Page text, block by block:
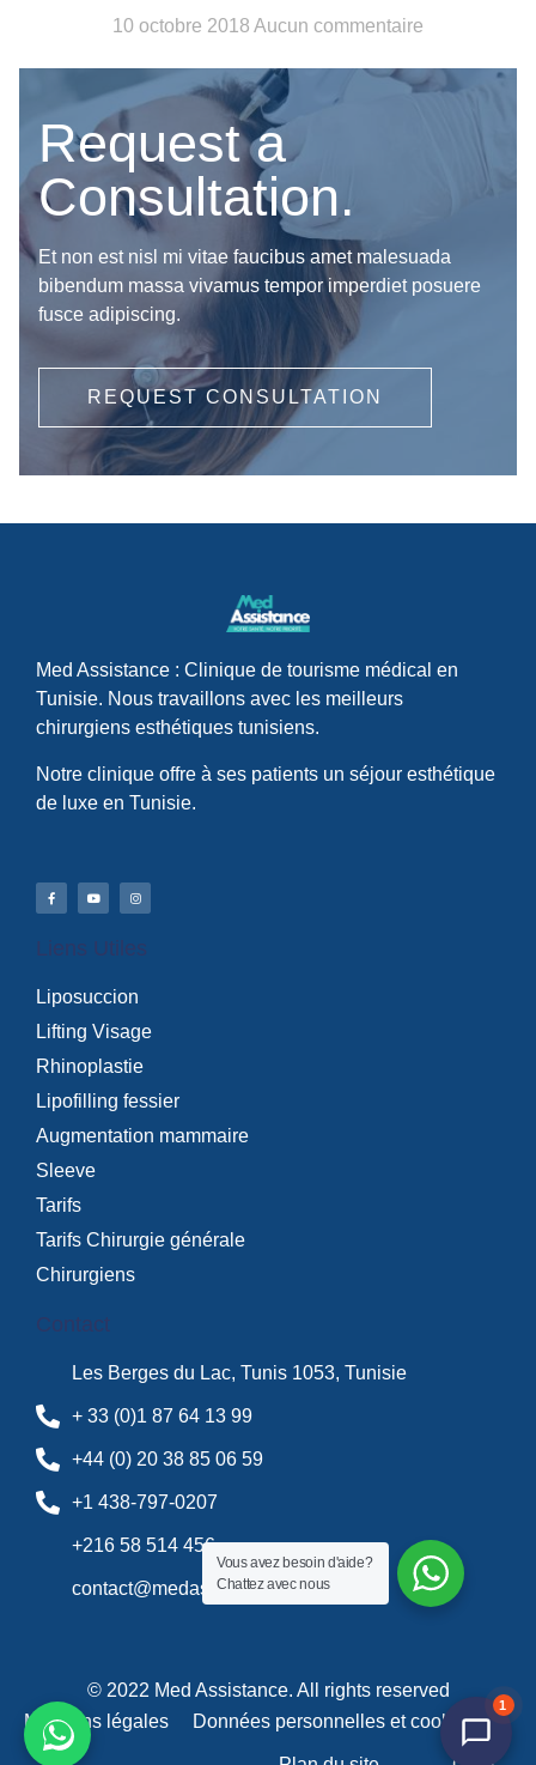
10 octobre 2018 Aucun commentaire
Request a
Consultation.
Et non est nisl mi vitae faucibus amet malesuada
bibendum massa vivamus tempor imperdiet posuere
fusce adipiscing.
REQUEST CONSULTATION
Med Assistance : Clinique de tourisme médical en
Tunisie. Nous travaillons avec les meilleurs
chirurgiens esthétiques tunisiens.
Notre clinique offre à ses patients un séjour esthétique
de luxe en Tunisie.
Liens Utiles
Liposuccion
Lifting Visage
Rhinoplastie
Lipofilling fessier
Augmentation mammaire
Sleeve
Tarifs
Tarifs Chirurgie générale
Chirurgiens
Contact
Les Berges du Lac, Tunis 1053, Tunisie
+ 33 (0)1 87 64 13 99
+44 (0) 20 38 85 06 59
+1 438-797-0207
+216 58 514 456
contact@medassistance.fr
© 2022 Med Assistance. All rights reserved
Mentions légales
Données personnelles et cookies
Vous avez besoin d'aide?
Chattez avec nous
1